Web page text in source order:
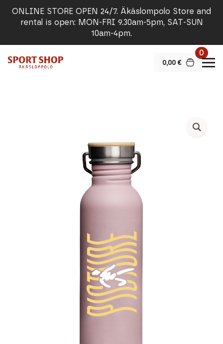
ONLINE STORE OPEN 24/7. Äkäslompolo Store and
rental is open: MON-FRI 9.30am-5pm, SAT-SUN
10am-4pm.
0,00 €
0